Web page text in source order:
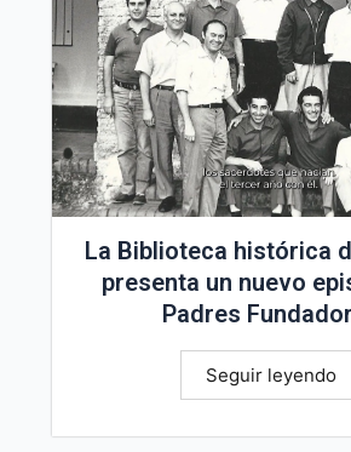
La Biblioteca histórica
presenta un nuevo
Padres
Seguir leyendo